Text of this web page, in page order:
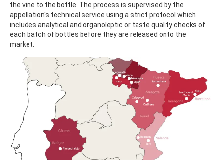
the vine to the bottle. The process is supervised by the
appellation's technical service using a strict protocol which
includes analytical and organoleptic or taste quality checks of
each batch of bottles before they are released onto the
market.